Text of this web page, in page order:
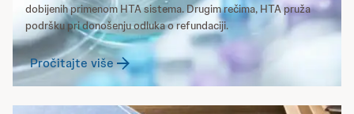
dobijenih primenom HTA sistema. Drugim rečima, HTA pruža
podršku pri donošenju odluka o refundaciji.
Pročitajte više